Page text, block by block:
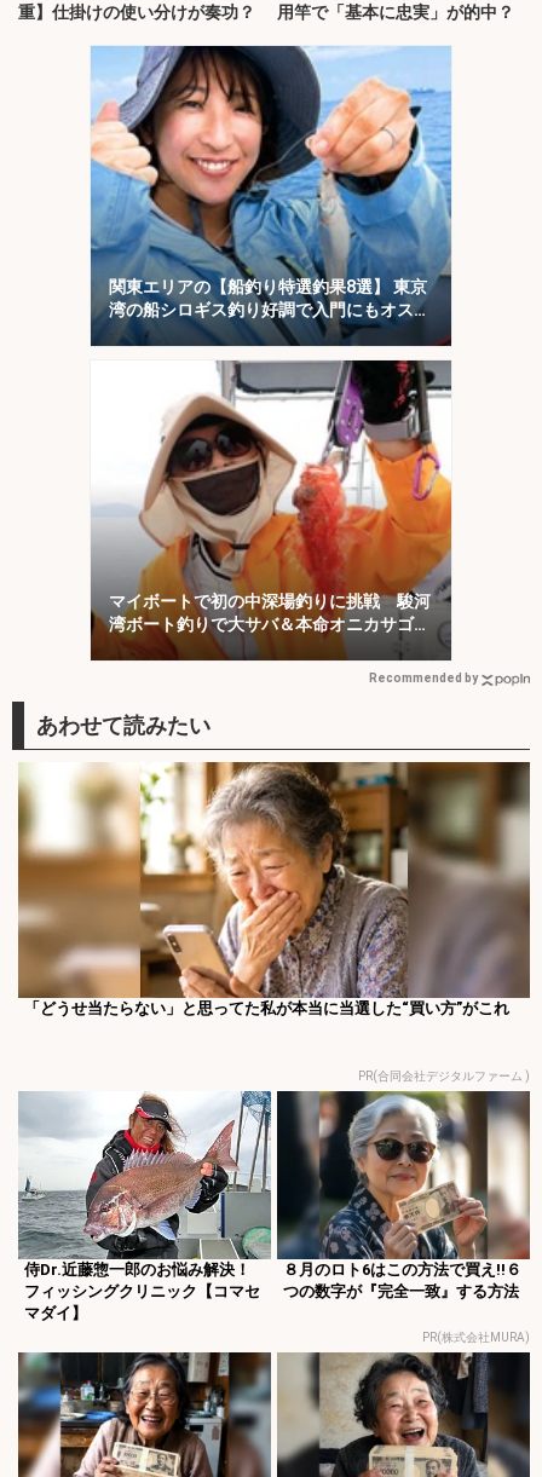
重】仕掛けの使い分けが奏功？
用竿で「基本に忠実」が的中？
関東エリアの【船釣り特選釣果8選】 東京
湾の船シロギス釣り好調で入門にもオスス
メ！
マイボートで初の中深場釣りに挑戦 駿河
湾ボート釣りで大サバ＆本命オニカサゴに
歓喜！
Recommended by
「どうせ当たらない」と思ってた私が本当に当選した“買い方”がこれ
PR(合同会社デジタルファーム )
侍Dr.近藤惣一郎のお悩み解決！
フィッシングクリニック【コマセ
マダイ】
８月のロト6はこの方法で買え!!６
つの数字が『完全一致』する方法
PR(株式会社MURA)